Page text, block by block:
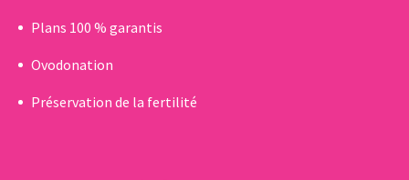
Plans 100 % garantis
Ovodonation
Préservation de la fertilité